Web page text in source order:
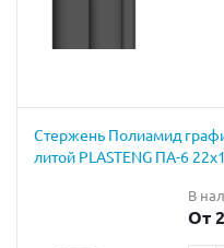
Стержень Полиамид
литой PLASTENG ПА-6
В
От